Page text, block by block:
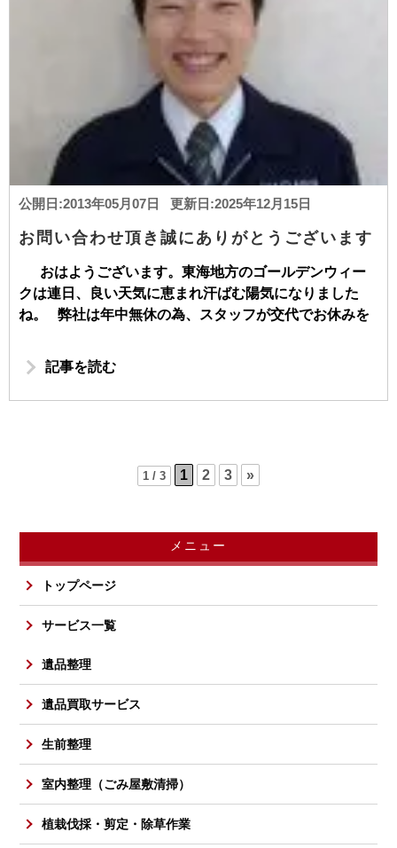
公開日:2013年05月07日 更新日:2025年12月15日
お問い合わせ頂き誠にありがとうございます
おはようございます。東海地方のゴールデンウィー
クは連日、良い天気に恵まれ汗ばむ陽気になりました
ね。 弊社は年中無休の為、スタッフが交代でお休みを
記事を読む
1 / 3 1 2 3 »
メニュー
トップページ
サービス一覧
遺品整理
遺品買取サービス
生前整理
室内整理（ごみ屋敷清掃）
植栽伐採・剪定・除草作業